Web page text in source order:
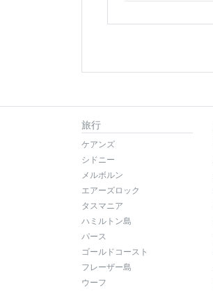
旅行
ケアンズ
シドニー
メルボルン
エアーズロック
タスマニア
ハミルトン島
パース
ゴールドコースト
フレーザー島
ウーフ